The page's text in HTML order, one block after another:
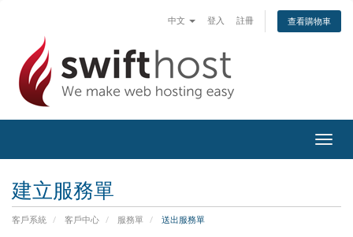
中文 登入 註冊 查看購物車
建立服務單
客戶系統 客戶中心 服務單 送出服務單